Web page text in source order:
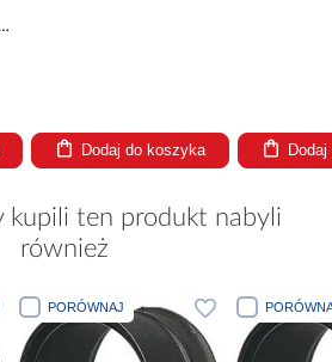
Dodaj do koszyka
kupili ten produkt nabyli
również
PORÓWNAJ